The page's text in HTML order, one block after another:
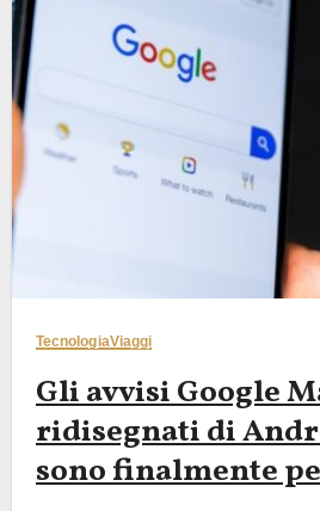
TecnologiaViaggi
Gli avvisi Google
ridisegnati di
sono finalmente